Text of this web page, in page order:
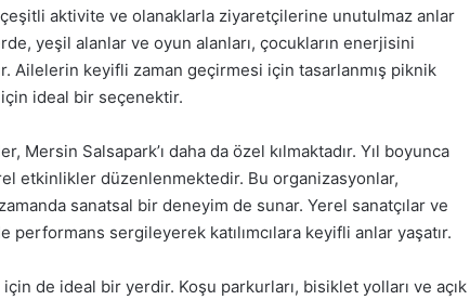
aktivite ve olanaklarla ziyaretçilerine unutulmaz anlar
yeşil alanlar ve oyun alanları, çocukların enerjisini
Ailelerin keyifli zaman geçirmesi için tasarlanmış piknik
ideal bir seçenektir.
Salsapark’ı daha da özel kılmaktadır. Yıl boyunca
etkinlikler düzenlenmektedir. Bu organizasyonlar,
sanatsal bir deneyim de sunar. Yerel sanatçılar ve
sergileyerek katılımcılara keyifli anlar yaşatır.
de ideal bir yerdir. Koşu parkurları, bisiklet yolları ve açık